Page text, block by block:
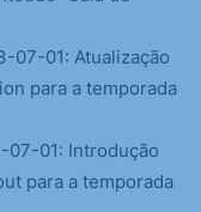
07-01: Atualização
para a temporada
07-01: Introdução
para a temporada